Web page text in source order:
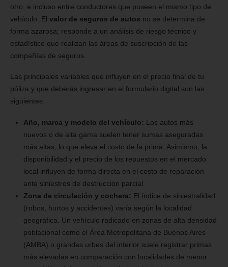
otro, e incluso entre conductores que poseen el mismo tipo de
vehículo. El valor de seguros de autos no se determina de
forma azarosa; responde a un análisis de riesgo técnico y
estadístico que realizan las áreas de suscripción de las
compañías de seguros.
Las principales variables que influyen en el precio final de tu
póliza y que deberás ingresar en el formulario digital son las
siguientes:
Año, marca y modelo del vehículo: Los autos más
nuevos o de alta gama suelen tener sumas aseguradas
más altas, lo que eleva el costo de la prima. Asimismo, la
disponibilidad y el precio de los repuestos en el mercado
local influyen de forma directa en el costo de reparación
ante siniestros de destrucción parcial.
Zona de circulación y cochera: El índice de siniestralidad
(robos, hurtos y accidentes) varía según la localidad
geográfica. Un vehículo radicado en zonas de alta densidad
poblacional como el Área Metropolitana de Buenos Aires
(AMBA) o grandes urbes del interior suele registrar primas
más elevadas en comparación con localidades de menor